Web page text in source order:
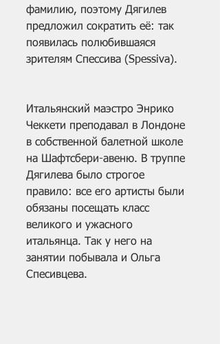
фамилию, поэтому Дягилев
предложил сократить её: так
появилась полюбившаяся
зрителям Спессива (Spessiva).
Итальянский маэстро Энрико
Чеккети преподавал в Лондоне
в собственной балетной школе
на Шафтсбери-авеню. В труппе
Дягилева было строгое
правило: все его артисты были
обязаны посещать класс
великого и ужасного
итальянца. Так у него на
занятии побывала и Ольга
Спесивцева.